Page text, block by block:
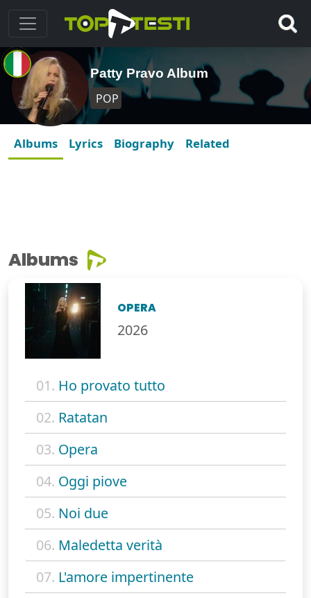
Patty Pravo Album
POP
Albums Lyrics Biography Related
Albums
OPERA
2026
01. Ho provato tutto
02. Ratatan
03. Opera
04. Oggi piove
05. Noi due
06. Maledetta verità
07. L'amore impertinente